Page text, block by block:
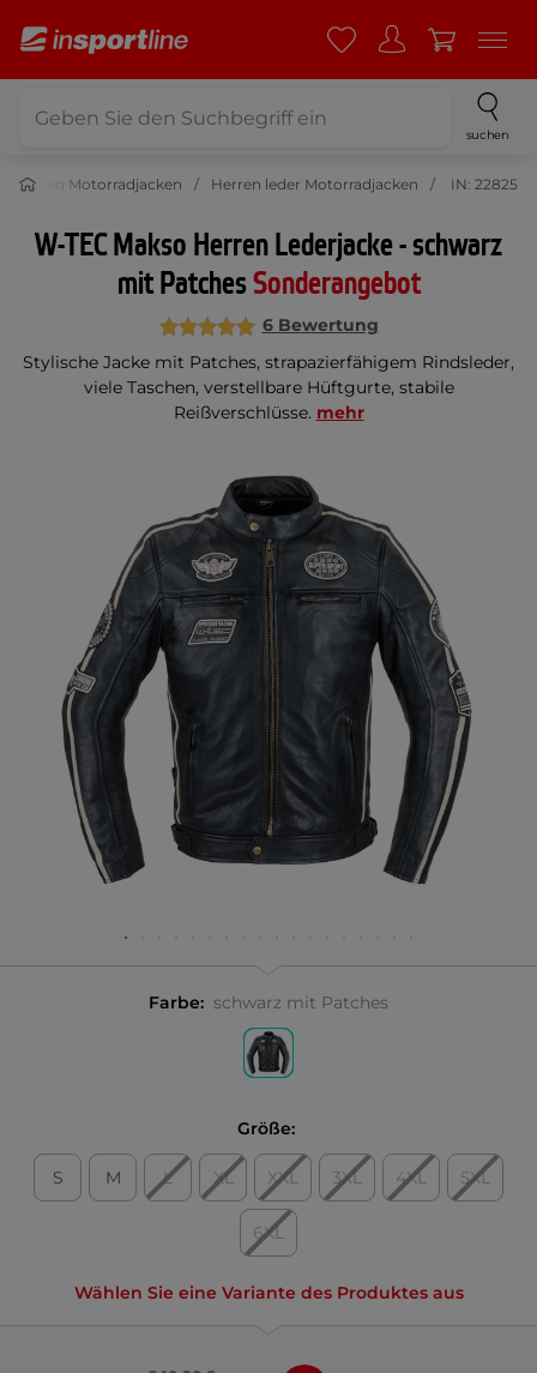
suchen
Herren Motorradjacken Herren leder Motorradjacken IN: 22825
W-TEC Makso Herren Lederjacke - schwarz
mit PatchesSonderangebot
6 Bewertung
Stylische Jacke mit Patches, strapazierfähigem Rindsleder,
viele Taschen, verstellbare Hüftgurte, stabile
Reißverschlüsse. mehr
Farbe: schwarz mit Patches
Größe:
S M L XL XXL 3XL 4XL 5XL
6XL
Wählen Sie eine Variante des Produktes aus